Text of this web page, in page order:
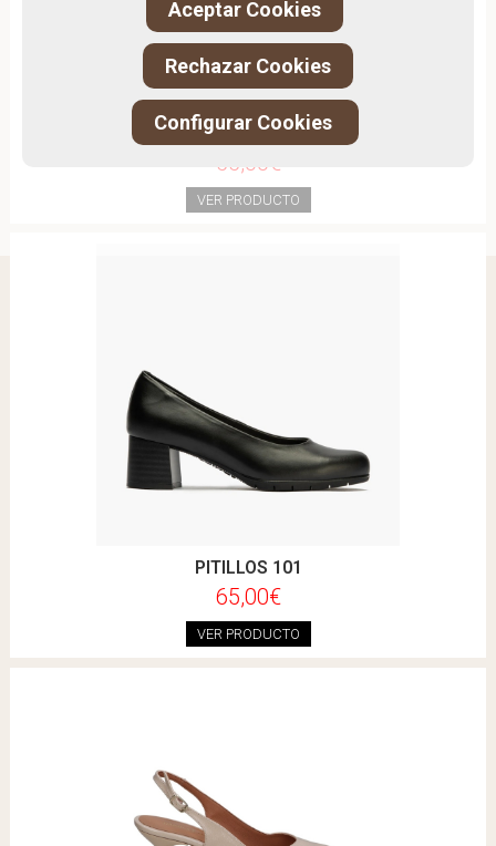
TAMARIS 29634
55,00€
VER PRODUCTO
PITILLOS 101
65,00€
VER PRODUCTO
Aceptar Cookies
Rechazar Cookies
Configurar Cookies